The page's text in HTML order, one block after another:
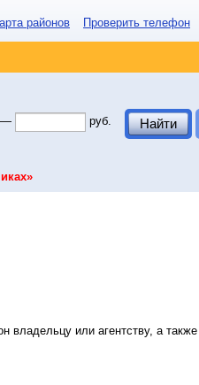
районов Проверить телефон
—
руб.
Найти
или агентству, а также